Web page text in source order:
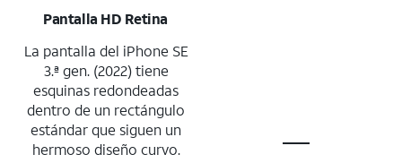
Pantalla HD Retina
La pantalla del iPhone SE
3.ª gen. (2022) tiene
esquinas redondeadas
dentro de un rectángulo
estándar que siguen un
hermoso diseño curvo.